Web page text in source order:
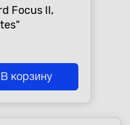
Focus II,
В корзину